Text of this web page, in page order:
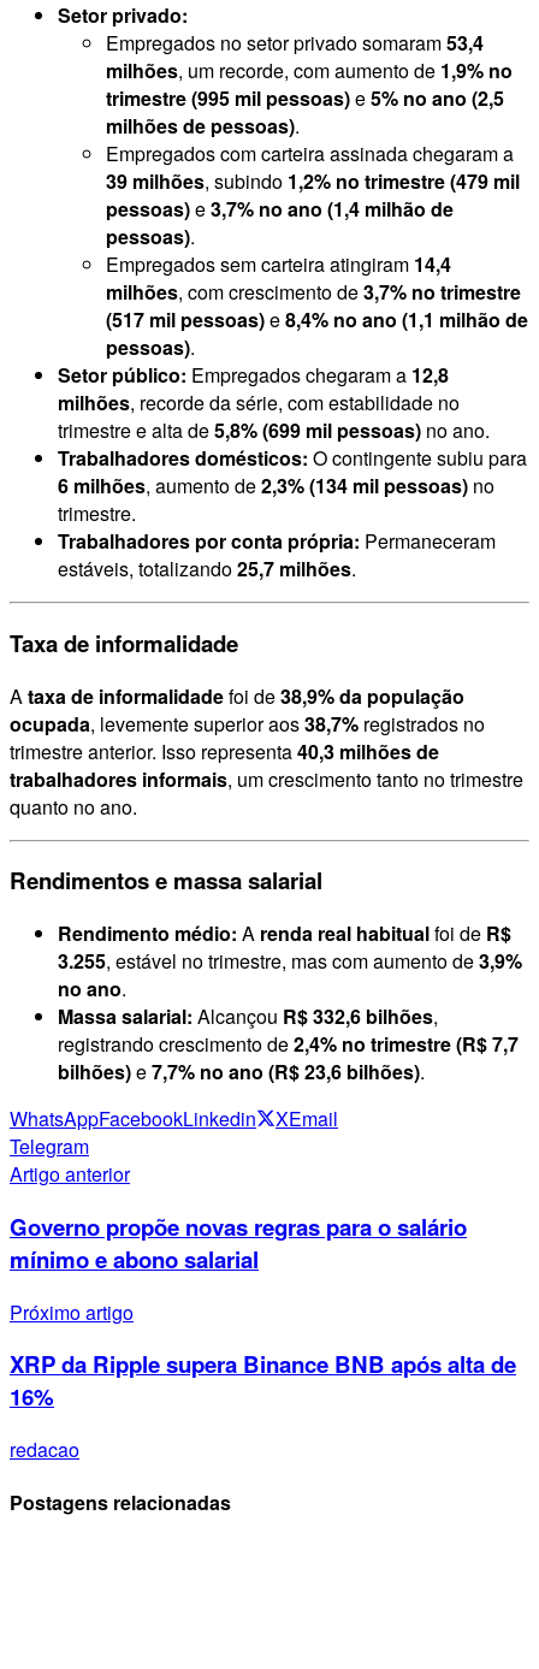
Setor privado:
Empregados no setor privado somaram53,4
milhões, um recorde, com aumento de 1,9% no
trimestre (995 mil pessoas)e5% no ano (2,5
milhões de pessoas).
Empregados com carteira assinada chegaram a
39 milhões, subindo 1,2% no trimestre (479 mil
pessoas)e3,7% no ano (1,4 milhão de
pessoas).
Empregados sem carteira atingiram 14,4
milhões, com crescimento de3,7% no trimestre
(517 mil pessoas)e8,4% no ano (1,1 milhão de
pessoas).
Setor público: Empregados chegaram a 12,8
milhões, recorde da série, com estabilidade no
trimestre e alta de5,8% (699 mil pessoas) no ano.
Trabalhadores domésticos: O contingente subiu para
6 milhões, aumento de2,3% (134 mil pessoas) no
trimestre.
Trabalhadores por conta própria: Permaneceram
estáveis, totalizando25,7 milhões.
Taxa de informalidade
Ataxa de informalidadefoi de38,9% da população
ocupada, levemente superior aos38,7% registrados no
trimestre anterior. Isso representa40,3 milhões de
trabalhadores informais, um crescimento tanto no trimestre
quanto no ano.
Rendimentos e massa salarial
Rendimento médio: A renda real habitualfoi de R$
3.255, estável no trimestre, mas com aumento de3,9%
no ano.
Massa salarial: Alcançou R$ 332,6 bilhões,
registrando crescimento de2,4% no trimestre (R$ 7,7
bilhões)e7,7% no ano (R$ 23,6 bilhões).
WhatsAppFacebookLinkedin XEmail
Telegram
Artigo anterior
Governo propõe novas regras para o salário
mínimo e abono salarial
Próximo artigo
XRP da Ripple supera Binance BNB após alta de
16%
redacao
Postagens relacionadas